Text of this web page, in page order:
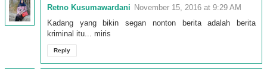
Retno Kusumawardani November 15, 2016 at 9:29 AM
Kadang yang bikin segan nonton berita adalah berita
kriminal itu... miris
Reply